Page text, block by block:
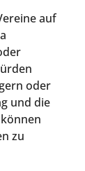
auf
oder
und die
zu